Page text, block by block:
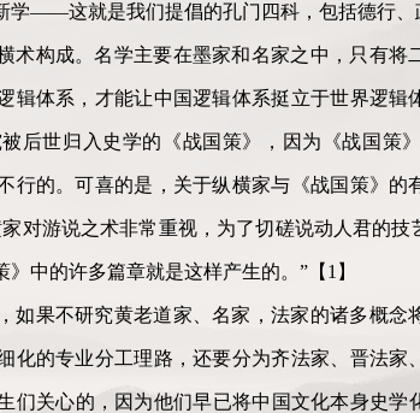
学——这就是我们提倡的孔门四科，包括德行、
术构成。名学主要在墨家和名家之中，只有将
辑体系，才能让中国逻辑体系挺立于世界逻辑
后世归入史学的《战国策》，因为《战国策
行的。可喜的是，关于纵横家与《战国策》
对游说之术非常重视，为了切磋说动人君的技
中的许多篇章就是这样产生的。”【1】
如果不研究黄老道家、名家，法家的诸多概念
化的专业分工理路，还要分为齐法家、晋法家
们关心的，因为他们早已将中国文化本身史